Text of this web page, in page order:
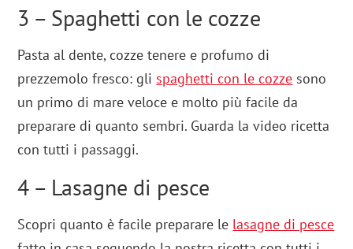
3 – Spaghetti con le cozze
Pasta al dente, cozze tenere e profumo di
prezzemolo fresco: gli spaghetti con le cozze sono
un primo di mare veloce e molto più facile da
preparare di quanto sembri. Guarda la video ricetta
con tutti i passaggi.
4 – Lasagne di pesce
Scopri quanto è facile preparare le lasagne di pesce